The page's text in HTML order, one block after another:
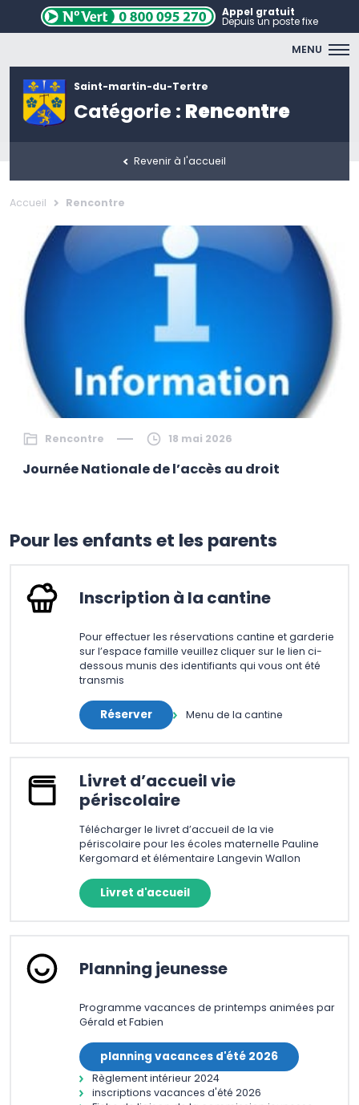
Appel gratuit
Depuis un poste fixe
MENU
Saint-martin-du-Tertre
Catégorie : Rencontre
Revenir à l'accueil
Accueil Rencontre
Rencontre 18 mai 2026
Journée Nationale de l’accès au droit
Pour les enfants et les parents
Inscription à la cantine
Pour effectuer les réservations cantine et garderie
sur l’espace famille veuillez cliquer sur le lien ci-
dessous munis des identifiants qui vous ont été
transmis
Réserver Menu de la cantine
Livret d’accueil vie
périscolaire
Télécharger le livret d’accueil de la vie
périscolaire pour les écoles maternelle Pauline
Kergomard et élémentaire Langevin Wallon
Livret d'accueil
Planning jeunesse
Programme vacances de printemps animées par
Gérald et Fabien
planning vacances d'été 2026
Règlement intérieur 2024
inscriptions vacances d'été 2026